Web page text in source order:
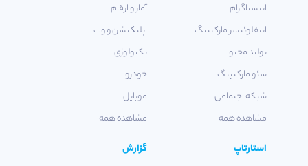
اینستاگرام
اینفلوئنسر مارکتینگ
تولید محتوا
سئو مارکتینگ
شبکه اجتماعی
مشاهده همه
آمار و ارقام
اپلیکیشن و وب
تکنولوژی
خودرو
موبایل
مشاهده همه
استارتاپ گزارش